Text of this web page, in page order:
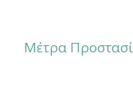
Μέτρα